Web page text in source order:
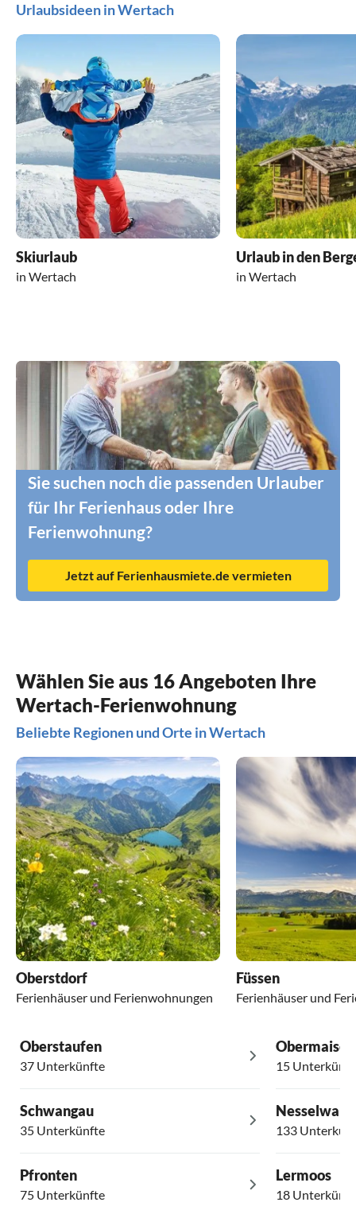
Urlaubsideen in Wertach
Skiurlaub
in Wertach
Urlaub in den
in Wertach
Sie suchen noch die passenden Urlauber
für Ihr Ferienhaus oder Ihre
Ferienwohnung?
Jetzt auf Ferienhausmiete.de vermieten
Wählen Sie aus 16 Angeboten Ihre
Wertach-Ferienwohnung
Beliebte Regionen und Orte in Wertach
Oberstdorf
Ferienhäuser und Ferienwohnungen
Füssen
Ferienhäuser und
Oberstaufen
37 Unterkünfte
Schwangau
35 Unterkünfte
Pfronten
75 Unterkünfte
15
Nesselwang
133
Lermoos
18